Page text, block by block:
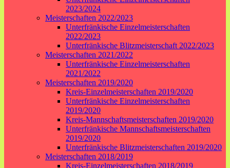
2023/2024
Meisterschaften 2022/2023
Unterfränkische Einzelmeisterschaften
2022/2023
Unterfränkische Blitzmeisterschaft 2022/2023
Meisterschaften 2021/2022
Unterfränkische Einzelmeisterschaften
2021/2022
Meisterschaften 2019/2020
Kreis-Einzelmeisterschaften 2019/2020
Unterfränkische Einzelmeisterschaften
2019/2020
Kreis-Mannschaftsmeisterschaften 2019/2020
Unterfränkische Mannschaftsmeisterschaften
2019/2020
Unterfränkische Blitzmeisterschaften 2019/2020
Meisterschaften 2018/2019
Kreis-Einzelmeisterschaften 2018/2019